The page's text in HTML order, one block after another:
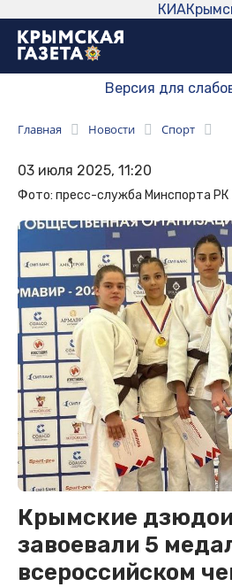
КИА
Версия для
Главная Новости Спорт
03 июля 2025, 11:20
Фото: пресс-служба Минспорта РК
Крымские
завоевали 5
всероссийском